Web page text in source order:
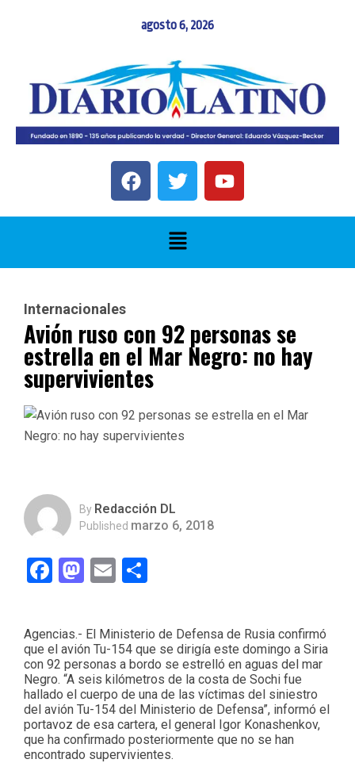
agosto 6, 2026
Internacionales
Avión ruso con 92 personas se
estrella en el Mar Negro: no hay
supervivientes
By Redacción DL
Published marzo 6, 2018
Facebook
Mastodon
Email
Agencias.- El Ministerio de Defensa de Rusia confirmó
que el avión Tu-154 que se dirigía este domingo a Siria
con 92 personas a bordo se estrelló en aguas del mar
Negro. “A seis kilómetros de la costa de Sochi fue
hallado el cuerpo de una de las víctimas del siniestro
del avión Tu-154 del Ministerio de Defensa”, informó el
portavoz de esa cartera, el general Igor Konashenkov,
que ha confirmado posteriormente que no se han
encontrado supervivientes.